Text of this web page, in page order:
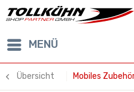
MENÜ
Übersicht Mobiles